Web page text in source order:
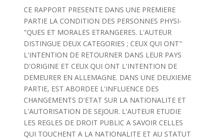
CE RAPPORT PRESENTE DANS UNE PREMIERE
PARTIE LA CONDITION DES PERSONNES PHYSI-
"QUES ET MORALES ETRANGERES. L'AUTEUR
DISTINGUE DEUX CATEGORIES ; CEUX QUI ONT"
L'INTENTION DE RETOURNER DANS LEUR PAYS
D'ORIGINE ET CEUX QUI ONT L'INTENTION DE
DEMEURER EN ALLEMAGNE. DANS UNE DEUXIEME
PARTIE, EST ABORDEE L'INFLUENCE DES
CHANGEMENTS D'ETAT SUR LA NATIONALITE ET
L'AUTORISATION DE SEJOUR. L'AUTEUR ETUDIE
LES REGLES DE DROIT PUBLIC A SAVOIR CELLES
QUI TOUCHENT A LA NATIONALITE ET AU STATUT